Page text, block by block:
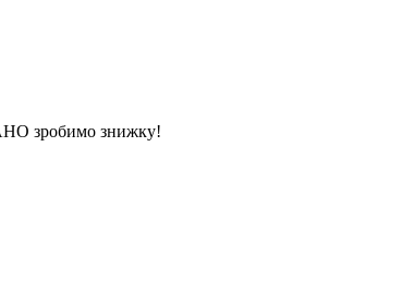
зробимо знижку!